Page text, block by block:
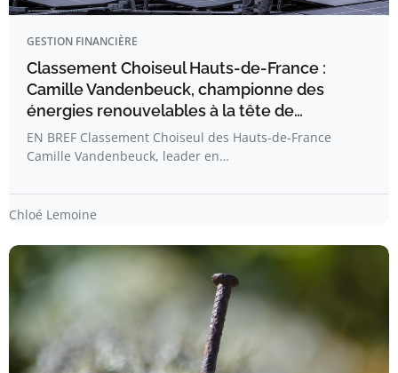
GESTION FINANCIÈRE
Classement Choiseul Hauts-de-France :
Camille Vandenbeuck, championne des
énergies renouvelables à la tête de…
EN BREF Classement Choiseul des Hauts-de-France
Camille Vandenbeuck, leader en…
Chloé Lemoine